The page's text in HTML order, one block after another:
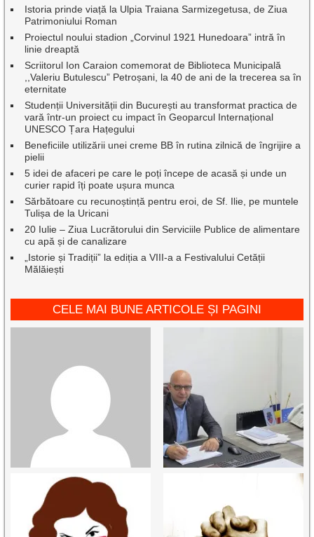
Istoria prinde viață la Ulpia Traiana Sarmizegetusa, de Ziua
Patrimoniului Roman
Proiectul noului stadion „Corvinul 1921 Hunedoara” intră în
linie dreaptă
Scriitorul Ion Caraion comemorat de Biblioteca Municipală
,,Valeriu Butulescu” Petroșani, la 40 de ani de la trecerea sa în
eternitate
Studenții Universității din București au transformat practica de
vară într-un proiect cu impact în Geoparcul Internațional
UNESCO Țara Hațegului
Beneficiile utilizării unei creme BB în rutina zilnică de îngrijire a
pielii
5 idei de afaceri pe care le poți începe de acasă și unde un
curier rapid îți poate ușura munca
Sărbătoare cu recunoștință pentru eroi, de Sf. Ilie, pe muntele
Tulișa de la Uricani
20 Iulie – Ziua Lucrătorului din Serviciile Publice de alimentare
cu apă și de canalizare
„Istorie și Tradiții” la ediția a VIII-a a Festivalului Cetății
Mălăiești
CELE MAI BUNE ARTICOLE ȘI PAGINI